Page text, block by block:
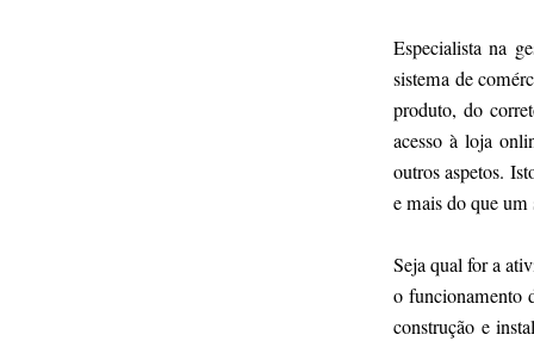
Especialista na
sistema de
produto, do
acesso à loja
outros aspetos.
e mais do que
Seja qual for a
o funcionamento
construção e